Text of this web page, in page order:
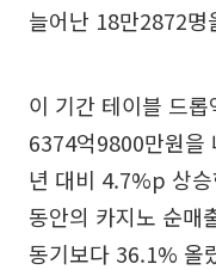
늘어난 18만2872명
이 기간 테이블 드
6374억9800만원을
년 대비 4.7%p 상
동안의 카지노 순매
동기보다 36.1% 올